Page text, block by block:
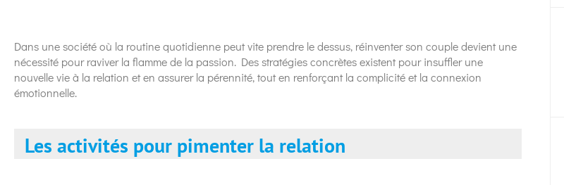
Dans une société où la routine quotidienne peut vite prendre le dessus, réinventer son couple devient une
nécessité pour raviver la flamme de la passion. Des stratégies concrètes existent pour insuffler une
nouvelle vie à la relation et en assurer la pérennité, tout en renforçant la complicité et la connexion
émotionnelle.
Les activités pour pimenter la relation